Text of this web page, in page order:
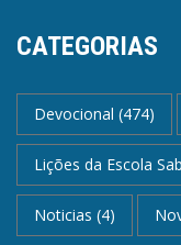
CATEGORIAS
Devocional (474)
Lições da Escola
Noticias (4)